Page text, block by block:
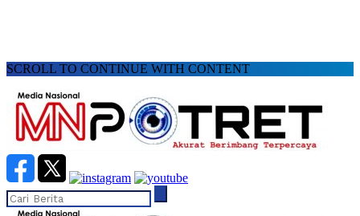
SCROLL TO CONTINUE WITH CONTENT